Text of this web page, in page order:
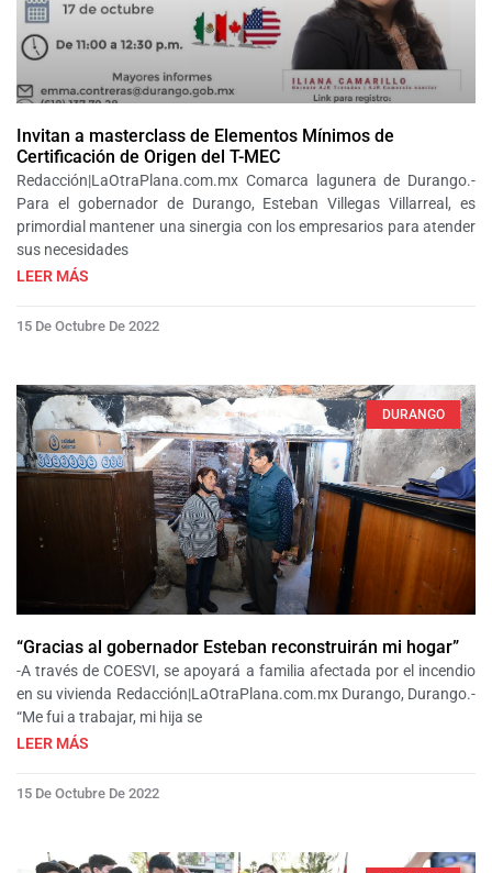
Invitan a masterclass de Elementos Mínimos de
Certificación de Origen del T-MEC
Redacción|LaOtraPlana.com.mx Comarca lagunera de Durango.-
Para el gobernador de Durango, Esteban Villegas Villarreal, es
primordial mantener una sinergia con los empresarios para atender
sus necesidades
LEER MÁS
15 De Octubre De 2022
DURANGO
“Gracias al gobernador Esteban reconstruirán mi hogar”
-A través de COESVI, se apoyará a familia afectada por el incendio
en su vivienda Redacción|LaOtraPlana.com.mx Durango, Durango.-
“Me fui a trabajar, mi hija se
LEER MÁS
15 De Octubre De 2022